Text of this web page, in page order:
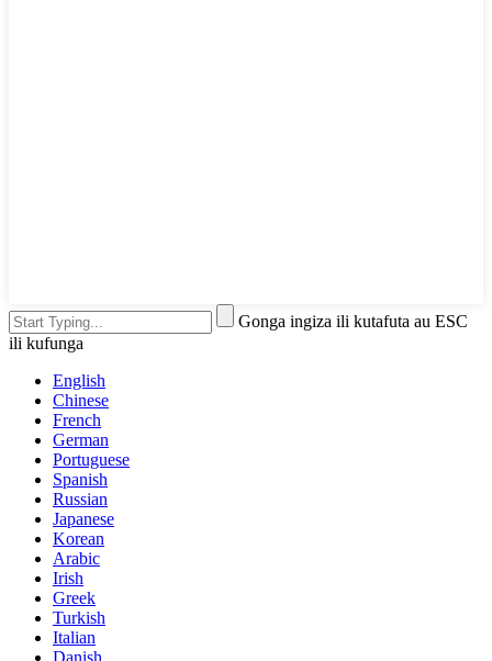
Gonga ingiza ili kutafuta au ESC
ili kufunga
English
Chinese
French
German
Portuguese
Spanish
Russian
Japanese
Korean
Arabic
Irish
Greek
Turkish
Italian
Danish